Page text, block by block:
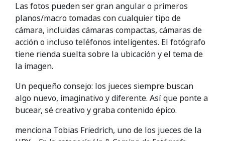
Las fotos pueden ser gran angular o primeros
planos/macro tomadas con cualquier tipo de
cámara, incluidas cámaras compactas, cámaras de
acción o incluso teléfonos inteligentes. El fotógrafo
tiene rienda suelta sobre la ubicación y el tema de
la imagen.
Un pequeño consejo: los jueces siempre buscan
algo nuevo, imaginativo y diferente. Así que ponte a
bucear, sé creativo y graba contenido épico.
menciona Tobias Friedrich, uno de los jueces de la